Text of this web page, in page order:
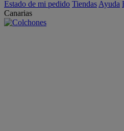
Estado de mi pedido Tiendas Ayuda
Canarias